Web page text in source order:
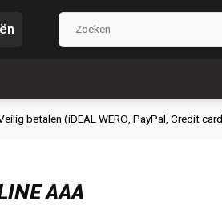
betalen (iDEAL WERO, PayPal, Credit
AAA